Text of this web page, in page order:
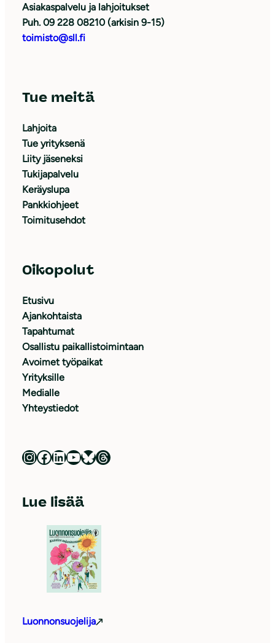
Asiakaspalvelu ja lahjoitukset
Puh. 09 228 08210 (arkisin 9-15)
toimisto@sll.fi
Tue meitä
Lahjoita
Tue yrityksenä
Liity jäseneksi
Tukijapalvelu
Keräyslupa
Pankkiohjeet
Toimitusehdot
Oikopolut
Etusivu
Ajankohtaista
Tapahtumat
Osallistu paikallistoimintaan
Avoimet työpaikat
Yrityksille
Medialle
Yhteystiedot
Luonnonsuojeluliitto Instagramissa Luonnonsuojeluliitto Facebookissa Luonnonsuojeluliitto LinkedInissä Luonnonsuojeluliiton YouTube-kanava Luonnonsuojeluliitto Blueskyssa Luonnonsuojeluliitto Threadsissa
Lue lisää
Luonnonsuojelija